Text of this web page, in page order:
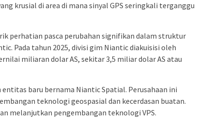
krusial di area di mana sinyal GPS seringkali terganggu
perhatian pasca perubahan signifikan dalam struktur
Pada tahun 2025, divisi gim Niantic diakuisisi oleh
miliaran dolar AS, sekitar 3,5 miliar dolar AS atau
baru bernama Niantic Spatial. Perusahaan ini
teknologi geospasial dan kecerdasan buatan.
melanjutkan pengembangan teknologi VPS.